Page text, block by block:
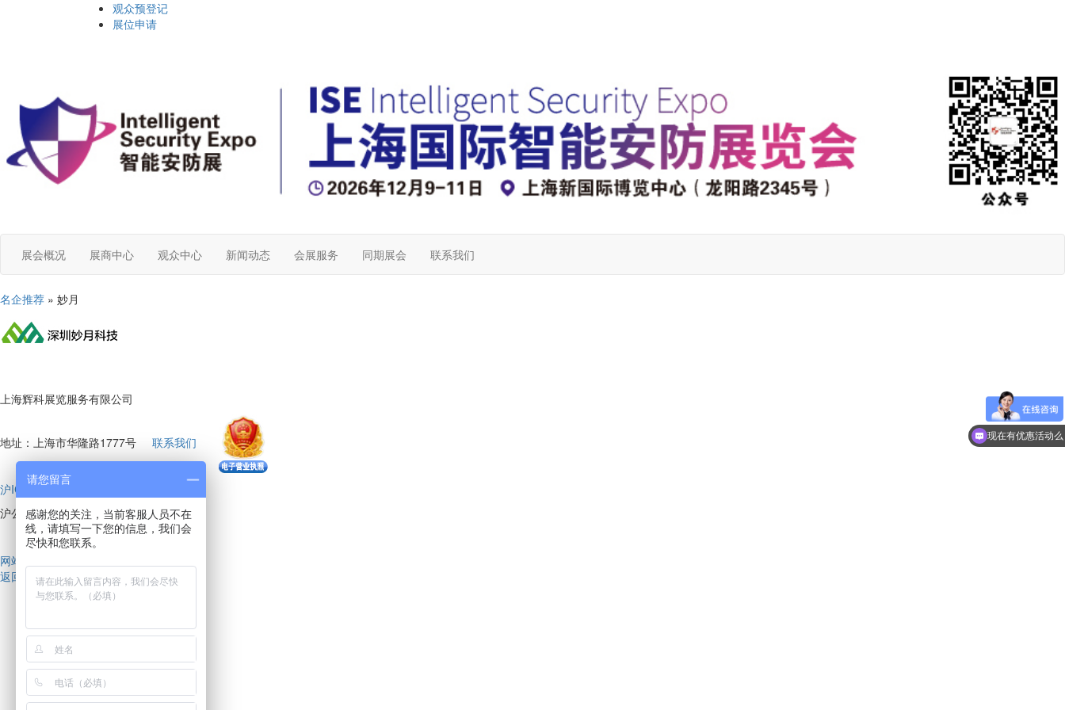
观众预登记
展位申请
展会概况 展商中心 观众中心 新闻动态 会展服务 同期展会 联系我们
名企推荐 » 妙月
上海辉科展览服务有限公司
地址：上海市华隆路1777号 联系我们
沪ICP备17008151号-12
沪公网安备 31011802004098号
网站建设
返回顶部
现在有优惠活动
请您留言
感谢您的关注，当前客服人员不在
线，请填写一下您的信息，我们会
尽快和您联系。